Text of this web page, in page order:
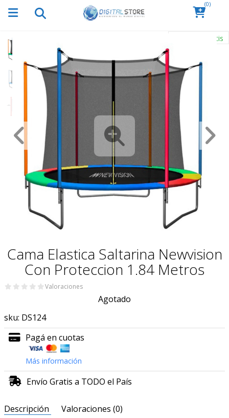
(0)
Cama Elastica Saltarina Newvision
Con Proteccion 1.84 Metros
Valoraciones
Agotado
Envío Gratis
sku: DS124
Pagá en cuotas
Más información
Envío Gratis a TODO el País
Descripción Valoraciones (0)